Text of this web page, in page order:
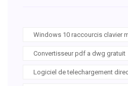
Windows 10 raccourcis clavier
Convertisseur pdf a dwg gratuit
Logiciel de telechargement